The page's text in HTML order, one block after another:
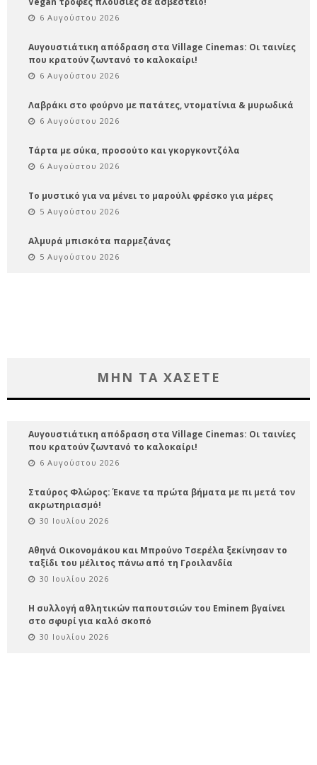
6 Αυγούστου 2026
Αυγουστιάτικη απόδραση στα Village Cinemas: Οι ταινίες
που κρατούν ζωντανό το καλοκαίρι!
6 Αυγούστου 2026
Λαβράκι στο φούρνο με πατάτες, ντοματίνια & μυρωδικά
6 Αυγούστου 2026
Τάρτα με σύκα, προσούτο και γκοργκοντζόλα
6 Αυγούστου 2026
Το μυστικό για να μένει το μαρούλι φρέσκο για μέρες
5 Αυγούστου 2026
Αλμυρά μπισκότα παρμεζάνας
5 Αυγούστου 2026
ΜΗΝ ΤΑ ΧΑΣΕΤΕ
Αυγουστιάτικη απόδραση στα Village Cinemas: Οι ταινίες
που κρατούν ζωντανό το καλοκαίρι!
6 Αυγούστου 2026
Σταύρος Φλώρος: Έκανε τα πρώτα βήματα με πι μετά τον
ακρωτηριασμό!
30 Ιουλίου 2026
Αθηνά Οικονομάκου και Μπρούνο Τσερέλα ξεκίνησαν το
ταξίδι του μέλιτος πάνω από τη Γροιλανδία
30 Ιουλίου 2026
Η συλλογή αθλητικών παπουτσιών του Eminem βγαίνει
στο σφυρί για καλό σκοπό
30 Ιουλίου 2026